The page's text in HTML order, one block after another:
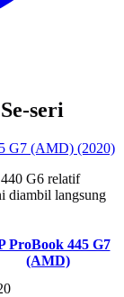
seri
G7 (AMD) (2020)
G6 relatif
diambil langsung
ProBook 445 G7
(AMD)